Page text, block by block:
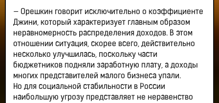
— Орешкин говорит исключительно о коэффициенте
Джини, который характеризует главным образом
неравномерность распределения доходов. В этом
отношении ситуация, скорее всего, действительно
несколько улучшилась, поскольку части
бюджетников подняли заработную плату, а доходы
многих представителей малого бизнеса упали.
Но для социальной стабильности в России
наибольшую угрозу представляет не неравенство